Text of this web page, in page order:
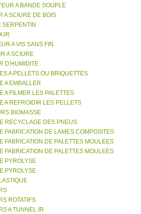
A BANDE SOUPLE
A SCIURE DE BOIS
SERPENTIN
A VIS SANS FIN
A SCIURE
D'HUMIDITE
A PELLETS OU BRIQUETTES
A EMBALLER
A FILMER LES PALETTES
A REFROIDIR LES PELLETS
BIOMASSE
RECYCLAGE DES PNEUS
FABRICATION DE LAMES COMPOSITES
FABRICATION DE PALETTES MOULEES
FABRICATION DE PALETTES MOULEES
PYROLYSE
PYROLYSE
ROTATIFS
A TUNNEL IR